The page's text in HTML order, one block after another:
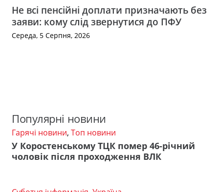
Не всі пенсійні доплати призначають без
заяви: кому слід звернутися до ПФУ
Середа, 5 Серпня, 2026
Популярні новини
Гарячі новини, Топ новини
У Коростенському ТЦК помер 46-річний
чоловік після проходження ВЛК